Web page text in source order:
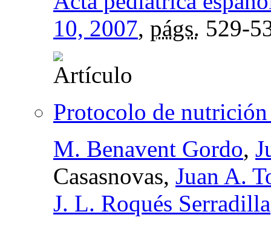
10, 2007, págs. 529-
Protocolo de
M. Benavent Gordo,
Casasnovas, Juan A.
J. L. Roqués Serradilla